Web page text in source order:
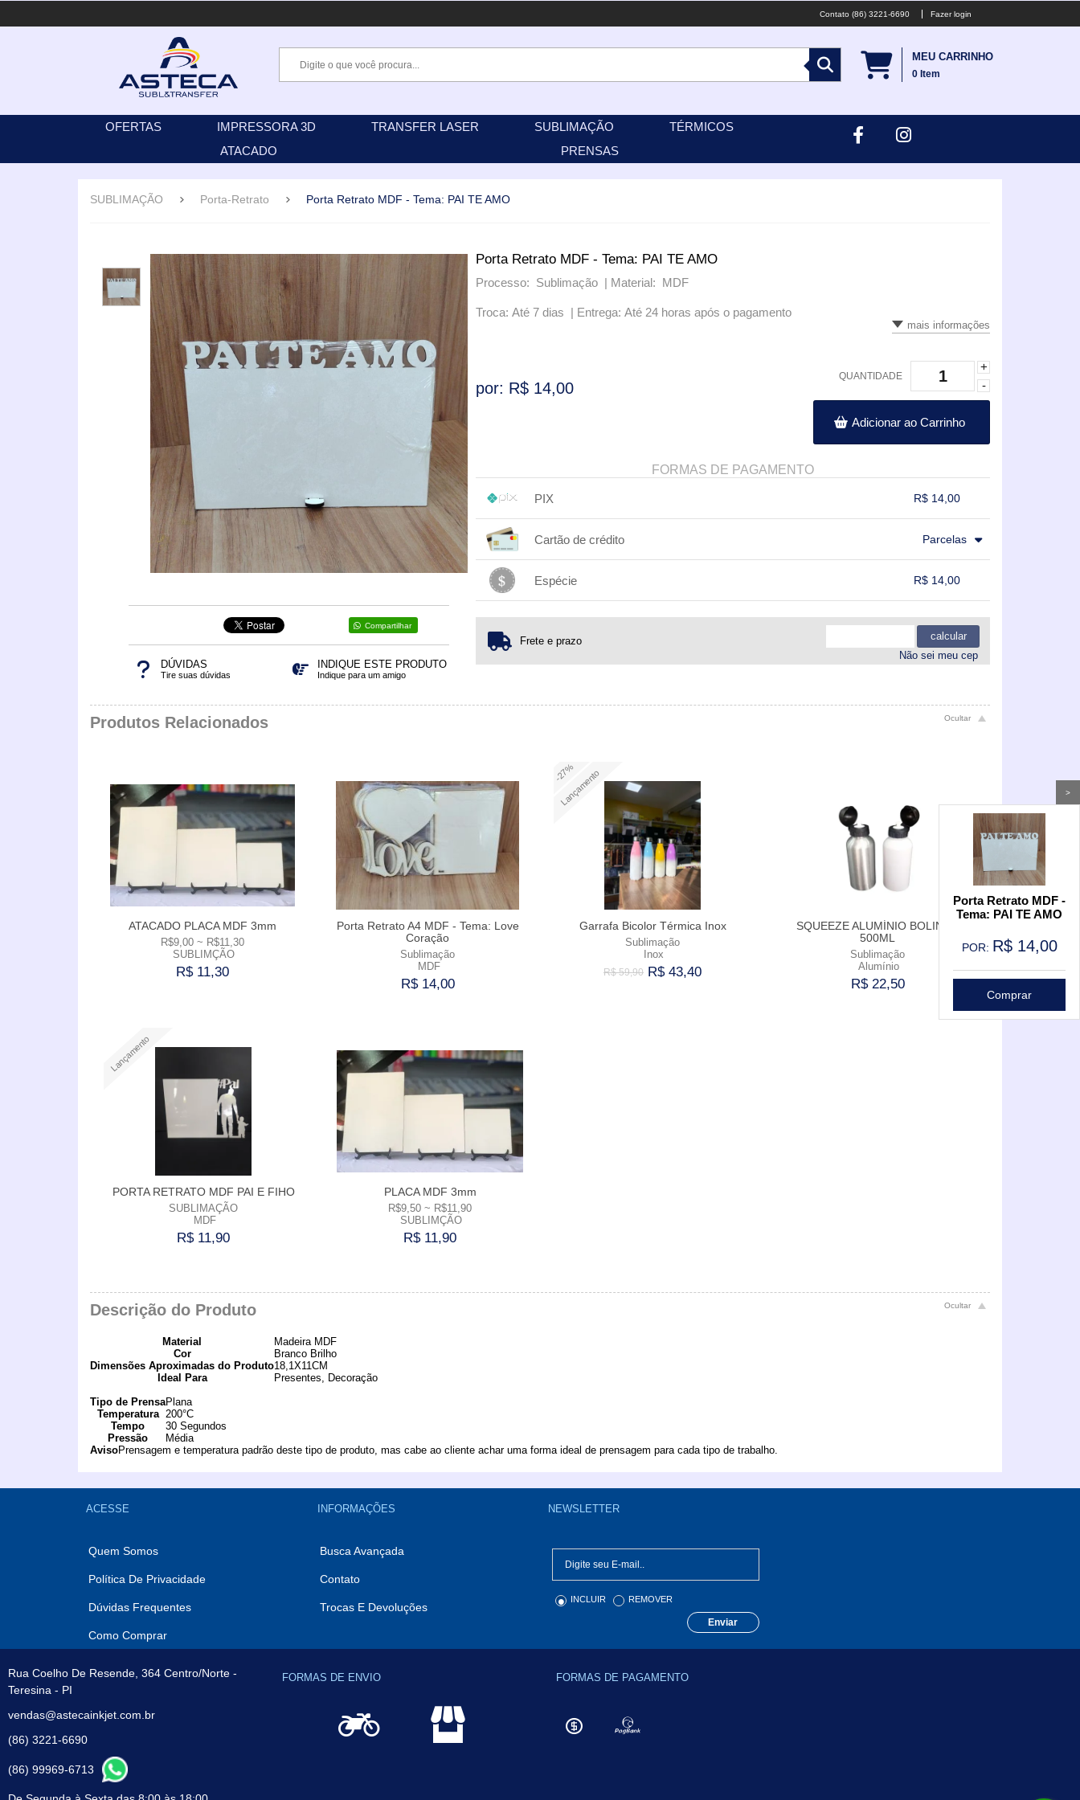
(86) 3221-6690 Fazer login
MEU CARRINHO
0 Item
OFERTAS IMPRESSORA 3D TRANSFER LASER SUBLIMAÇÃO
TÉRMICOS
ATACADO
PRENSAS
>
Porta Retrato MDF -
Tema: PAI TE AMO
POR: R$ 14,00
Comprar
SUBLIMAÇÃO Porta-Retrato Porta Retrato MDF - Tema: PAI TE AMO
Compartilhar
DÚVIDAS
Tire suas dúvidas
INDIQUE ESTE PRODUTO
Indique para um amigo
Porta Retrato MDF - Tema: PAI TE AMO
Processo: Sublimação | Material: MDF
Troca: Até 7 dias | Entrega: Até 24 horas após o pagamento
mais informações
por: R$ 14,00
QUANTIDADE
+
-
Adicionar ao Carrinho
FORMAS DE PAGAMENTO
PIX R$ 14,00
Cartão de crédito Parcelas
Espécie R$ 14,00
... ..
Frete e prazo
calcular
Não sei meu cep
Produtos Relacionados
ATACADO PLACA MDF 3mm
R$9,00 ~ R$11,30
SUBLIMÇÃO
R$ 11,30
Porta Retrato A4 MDF - Tema: Love
Coração
Sublimação
MDF
R$ 14,00
-27%
Lançamento
Garrafa Bicolor Térmica Inox
Sublimação
Inox
R$ 59,90 R$ 43,40
SQUEEZE ALUMÍNIO BOLINHA
500ML
Sublimação
Alumínio
R$ 22,50
Lançamento
PORTA RETRATO MDF PAI E FIHO
SUBLIMAÇÃO
MDF
R$ 11,90
PLACA MDF 3mm
R$9,50 ~ R$11,90
SUBLIMÇÃO
R$ 11,90
Descrição do Produto
Material
Madeira MDF
Cor
Branco Brilho
Dimensões Aproximadas do Produto18,1X11CM
Ideal Para
Presentes, Decoração
Tipo de PrensaPlana
Temperatura 200°C
Tempo
30 Segundos
Pressão
Média
AvisoPrensagem e temperatura padrão deste tipo de produto, mas cabe ao cliente achar uma forma ideal de prensagem para cada tipo de trabalho.
ACESSE
Quem Somos
Política De Privacidade
Dúvidas Frequentes
Como Comprar
INFORMAÇÕES
Busca Avançada
Contato
Trocas E Devoluções
NEWSLETTER
INCLUIR REMOVER
Enviar
Rua Coelho De Resende, 364 Centro/Norte -
Teresina - PI
vendas@astecainkjet.com.br
(86) 3221-6690
(86) 99969-6713
FORMAS DE ENVIO FORMAS DE PAGAMENTO